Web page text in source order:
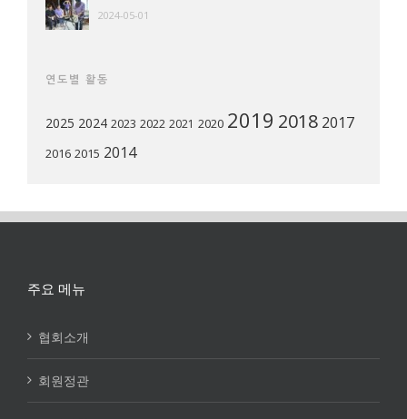
2024-05-01
연도별 활동
2025 2024 2023 2022 2021 2020 2019 2018 2017
2016 2015 2014
주요 메뉴
협회소개
회원정관